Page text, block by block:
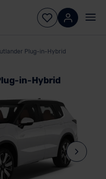
Plug-in-Hybrid
in-Hybrid